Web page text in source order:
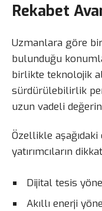
Rekabet
Uzmanlara göre bir
bulunduğu
birlikte teknolojik
sürdürülebilirlik
uzun vadeli
Özellikle
yatırımcıların
Dijital tesis
Akıllı enerji